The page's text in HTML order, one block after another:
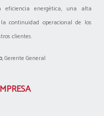
eficiencia energética, una alta
continuidad operacional de los
clientes.
, Gerente General